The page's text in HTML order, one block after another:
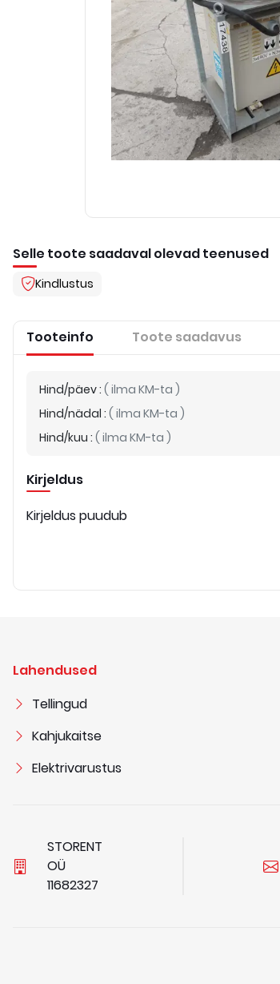
Selle toote saadaval olevad teenused
Kindlustus
Tooteinfo Toote saadavus
Hind/päev: ( ilma KM-ta )
Hind/nädal : ( ilma KM-ta )
Hind/kuu : ( ilma KM-ta )
Kirjeldus
Kirjeldus puudub
Lahendused
Tellingud
Kahjukaitse
Elektrivarustus
STORENT
OÜ
11682327